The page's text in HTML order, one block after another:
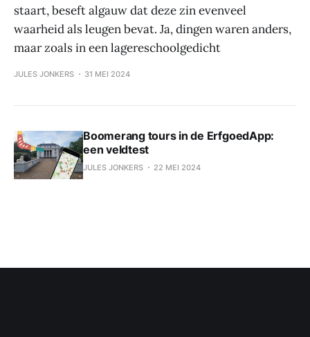
staart, beseft algauw dat deze zin evenveel
waarheid als leugen bevat. Ja, dingen waren anders,
maar zoals in een lagereschoolgedicht
JULES JONKERS 31 MEI 2024
Boomerang tours in de ErfgoedApp:
een veldtest
JULES JONKERS 22 MEI 2024